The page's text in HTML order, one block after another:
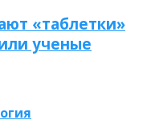
«таблетки»
ученые